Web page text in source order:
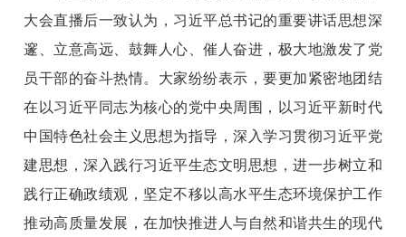
大会直播后一致认为，习近平总书记的重要讲话思想深
邃、立意高远、鼓舞人心、催人奋进，极大地激发了党
员干部的奋斗热情。大家纷纷表示，要更加紧密地团结
在以习近平同志为核心的党中央周围，以习近平新时代
中国特色社会主义思想为指导，深入学习贯彻习近平党
建思想，深入践行习近平生态文明思想，进一步树立和
践行正确政绩观，坚定不移以高水平生态环境保护工作
推动高质量发展，在加快推进人与自然和谐共生的现代